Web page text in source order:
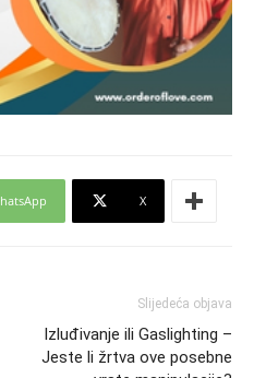
X
Slijedeća objava
Izluđivanje ili Gaslighting –
Jeste li žrtva ove posebne